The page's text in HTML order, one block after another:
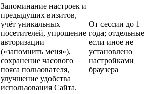
Запоминание настроек и
предыдущих визитов,
учёт уникальных
посетителей, упрощение
авторизации
(«запомнить меня»),
сохранение часового
пояса пользователя,
улучшение удобства
использования Сайта.
От сессии до 1
года; отдельные
если иное не
установлено
настройками
браузера